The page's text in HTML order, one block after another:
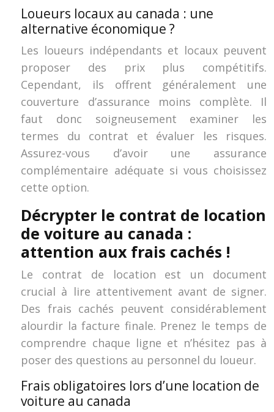
Loueurs locaux au canada : une
alternative économique ?
Les loueurs indépendants et locaux peuvent
proposer des prix plus compétitifs.
Cependant, ils offrent généralement une
couverture d’assurance moins complète. Il
faut donc soigneusement examiner les
termes du contrat et évaluer les risques.
Assurez-vous d’avoir une assurance
complémentaire adéquate si vous choisissez
cette option.
Décrypter le contrat de location
de voiture au canada :
attention aux frais cachés !
Le contrat de location est un document
crucial à lire attentivement avant de signer.
Des frais cachés peuvent considérablement
alourdir la facture finale. Prenez le temps de
comprendre chaque ligne et n’hésitez pas à
poser des questions au personnel du loueur.
Frais obligatoires lors d’une location de
voiture au canada